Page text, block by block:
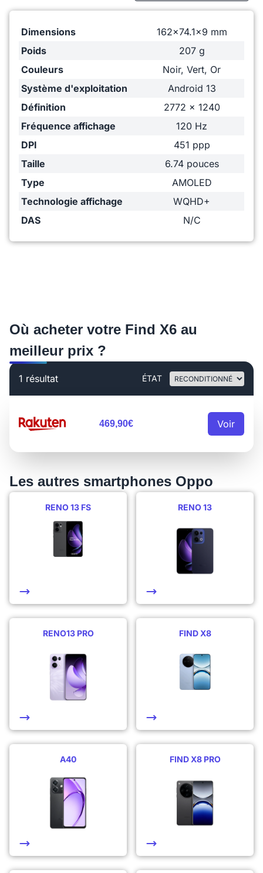
Dimensions
162x74.1x9 mm
Poids
207 g
Couleurs
Noir, Vert, Or
Système d'exploitation
Android 13
Définition
2772 x 1240
Fréquence affichage
120 Hz
DPI
451 ppp
Taille
6.74 pouces
Type
AMOLED
Technologie affichage
WQHD+
DAS
N/C
Où acheter votre Find X6 au
meilleur prix ?
1 résultat ÉTAT
469,90€ Voir
Les autres smartphones Oppo
RENO 13 FS RENO 13
RENO13 PRO FIND X8
A40 FIND X8 PRO